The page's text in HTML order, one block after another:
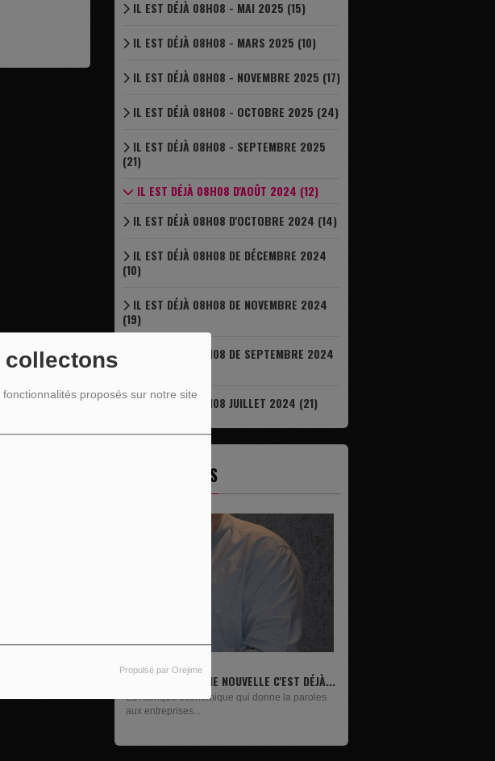
collectons
proposés sur notre site
Propulsé par Orejime
IL EST DÉJÀ 08H08 - MAI 2025 (15)
IL EST DÉJÀ 08H08 - MARS 2025 (10)
IL EST DÉJÀ 08H08 - NOVEMBRE 2025 (17)
IL EST DÉJÀ 08H08 - OCTOBRE 2025 (24)
IL EST DÉJÀ 08H08 - SEPTEMBRE 2025
(21)
IL EST DÉJÀ 08H08 D'AOÛT 2024 (12)
IL EST DÉJÀ 08H08 D'OCTOBRE 2024 (14)
IL EST DÉJÀ 08H08 DE DÉCEMBRE 2024
(10)
IL EST DÉJÀ 08H08 DE NOVEMBRE 2024
(19)
IL EST DÉJÀ 08H08 DE SEPTEMBRE 2024
IL EST DÉJÀ 08H08 JUILLET 2024 (21)
LES ÉMISSIONS
économique qui donne la paroles
LIVRES
Un lundi sur deux, Maxime Janssens vous
présente les livres de...